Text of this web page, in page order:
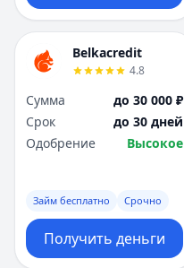
Belkacredit
4.8
Сумма
до 30 000 ₽
Срок
до 30 дней
Одобрение
Высокое
Займ бесплатно Срочно
Получить деньги